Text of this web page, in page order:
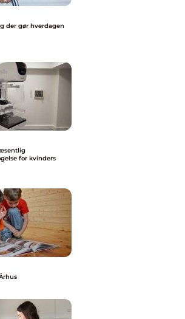
der gør hverdagen
for kvinders